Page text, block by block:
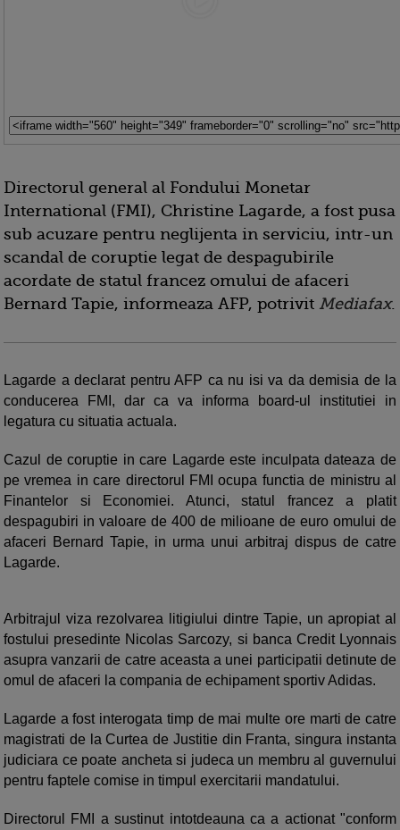
Directorul general al Fondului Monetar
International (FMI), Christine Lagarde, a fost pusa
sub acuzare pentru neglijenta in serviciu, intr-un
scandal de coruptie legat de despagubirile
acordate de statul francez omului de afaceri
Bernard Tapie, informeaza AFP, potrivit Mediafax.
Lagarde a declarat pentru AFP ca nu isi va da demisia de la
conducerea FMI, dar ca va informa board-ul institutiei in
legatura cu situatia actuala.
Cazul de coruptie in care Lagarde este inculpata dateaza de
pe vremea in care directorul FMI ocupa functia de ministru al
Finantelor si Economiei. Atunci, statul francez a platit
despagubiri in valoare de 400 de milioane de euro omului de
afaceri Bernard Tapie, in urma unui arbitraj dispus de catre
Lagarde.
Arbitrajul viza rezolvarea litigiului dintre Tapie, un apropiat al
fostului presedinte Nicolas Sarcozy, si banca Credit Lyonnais
asupra vanzarii de catre aceasta a unei participatii detinute de
omul de afaceri la compania de echipament sportiv Adidas.
Lagarde a fost interogata timp de mai multe ore marti de catre
magistrati de la Curtea de Justitie din Franta, singura instanta
judiciara ce poate ancheta si judeca un membru al guvernului
pentru faptele comise in timpul exercitarii mandatului.
Directorul FMI a sustinut intotdeauna ca a actionat "conform